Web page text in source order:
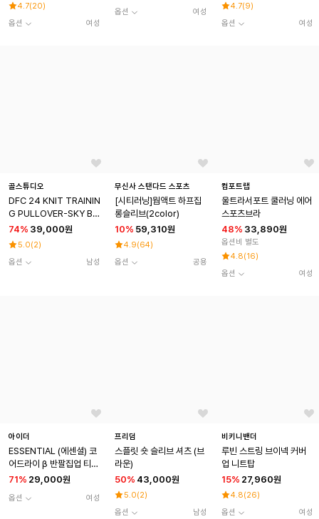
4.7(20)
옵션
여성
옵션
여성
4.7(9)
옵션
여성
골스튜디오
DFC 24 KNIT TRAININ
G PULLOVER-SKY BL
UE
74% 39,000원
5.0(2)
옵션
남성
무신사 스탠다드 스포츠
[시티러닝]웜액트 하프집
롱슬리브(2color)
10% 59,310원
4.9(64)
옵션
공용
컴포트랩
울트라서포트 쿨러닝 에어
스포츠브라
48% 33,890원
옵션비 별도
4.8(16)
옵션
여성
아이더
ESSENTIAL (에센셜) 코
어드라이 β 반팔집업 티셔
츠_Light Mint
71% 29,000원
옵션 여성
프리덤
스플릿 숏 슬리브 셔츠 (브
라운)
50% 43,000원
5.0(2)
옵션
남성
비키니밴더
루빈 스트링 브이넥 커버
업 니트탑
15% 27,960원
4.8(26)
옵션
여성